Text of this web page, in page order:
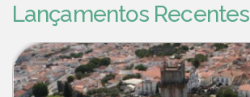
Lançamentos Recentes